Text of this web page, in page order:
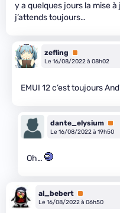
y a quelques jours la mise
j’attends toujours…
zefling
Premium
Le 16/08/2022 à 08h02
EMUI 12 c’est toujours
dante_elysium
Le 16/08/2022 à 19h50
Oh…
al_bebert Premium
Le 16/08/2022 à 06h50